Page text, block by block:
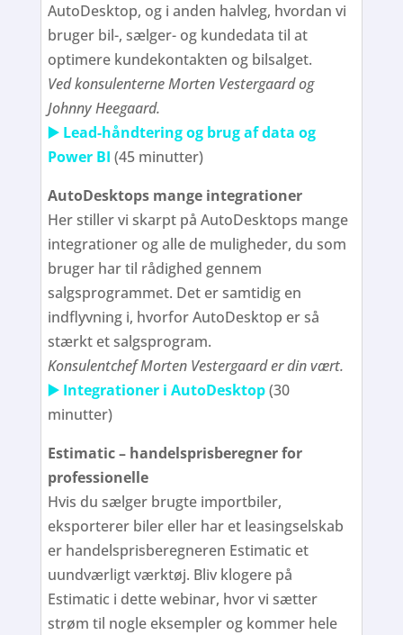
AutoDesktop, og i anden halvleg, hvordan vi
bruger bil-, sælger- og kundedata til at
optimere kundekontakten og bilsalget.
Ved konsulenterne Morten Vestergaard og
Johnny Heegaard.
▶️ Lead-håndtering og brug af data og
Power BI (45 minutter)
AutoDesktops mange integrationer
Her stiller vi skarpt på AutoDesktops mange
integrationer og alle de muligheder, du som
bruger har til rådighed gennem
salgsprogrammet. Det er samtidig en
indflyvning i, hvorfor AutoDesktop er så
stærkt et salgsprogram.
Konsulentchef Morten Vestergaard er din vært.
▶️ Integrationer i AutoDesktop(30
minutter)
Estimatic – handelsprisberegner for
professionelle
Hvis du sælger brugte importbiler,
eksporterer biler eller har et leasingselskab
er handelsprisberegneren Estimatic et
uundværligt værktøj. Bliv klogere på
Estimatic i dette webinar, hvor vi sætter
strøm til nogle eksempler og kommer hele